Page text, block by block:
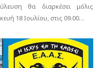
θα διαρκέσει μόλις
18 Ιουλίου, στις 09.00…